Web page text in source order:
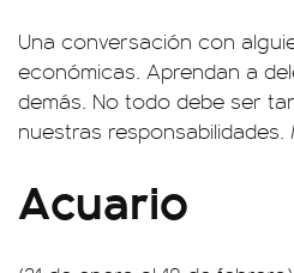
Una conversación con
económicas. Aprendan a
demás. No todo debe ser
nuestras
Acuario